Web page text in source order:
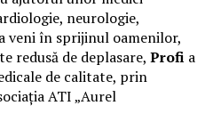
neurologie,
veni în sprijinul oamenilor,
redusă de deplasare, Profi a
de calitate, prin
ATI „Aurel